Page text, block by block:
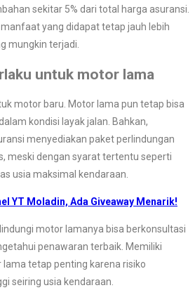
sekitar 5% dari total harga asuransi.
yang didapat tetap jauh lebih
mungkin terjadi.
untuk motor lama
motor baru. Motor lama pun tetap bisa
kondisi layak jalan. Bahkan,
menyediakan paket perlindungan
meski dengan syarat tertentu seperti
usia maksimal kendaraan.
YT Moladin, Ada Giveaway Menarik!
motor lamanya bisa berkonsultasi
penawaran terbaik. Memiliki
tetap penting karena risiko
seiring usia kendaraan.